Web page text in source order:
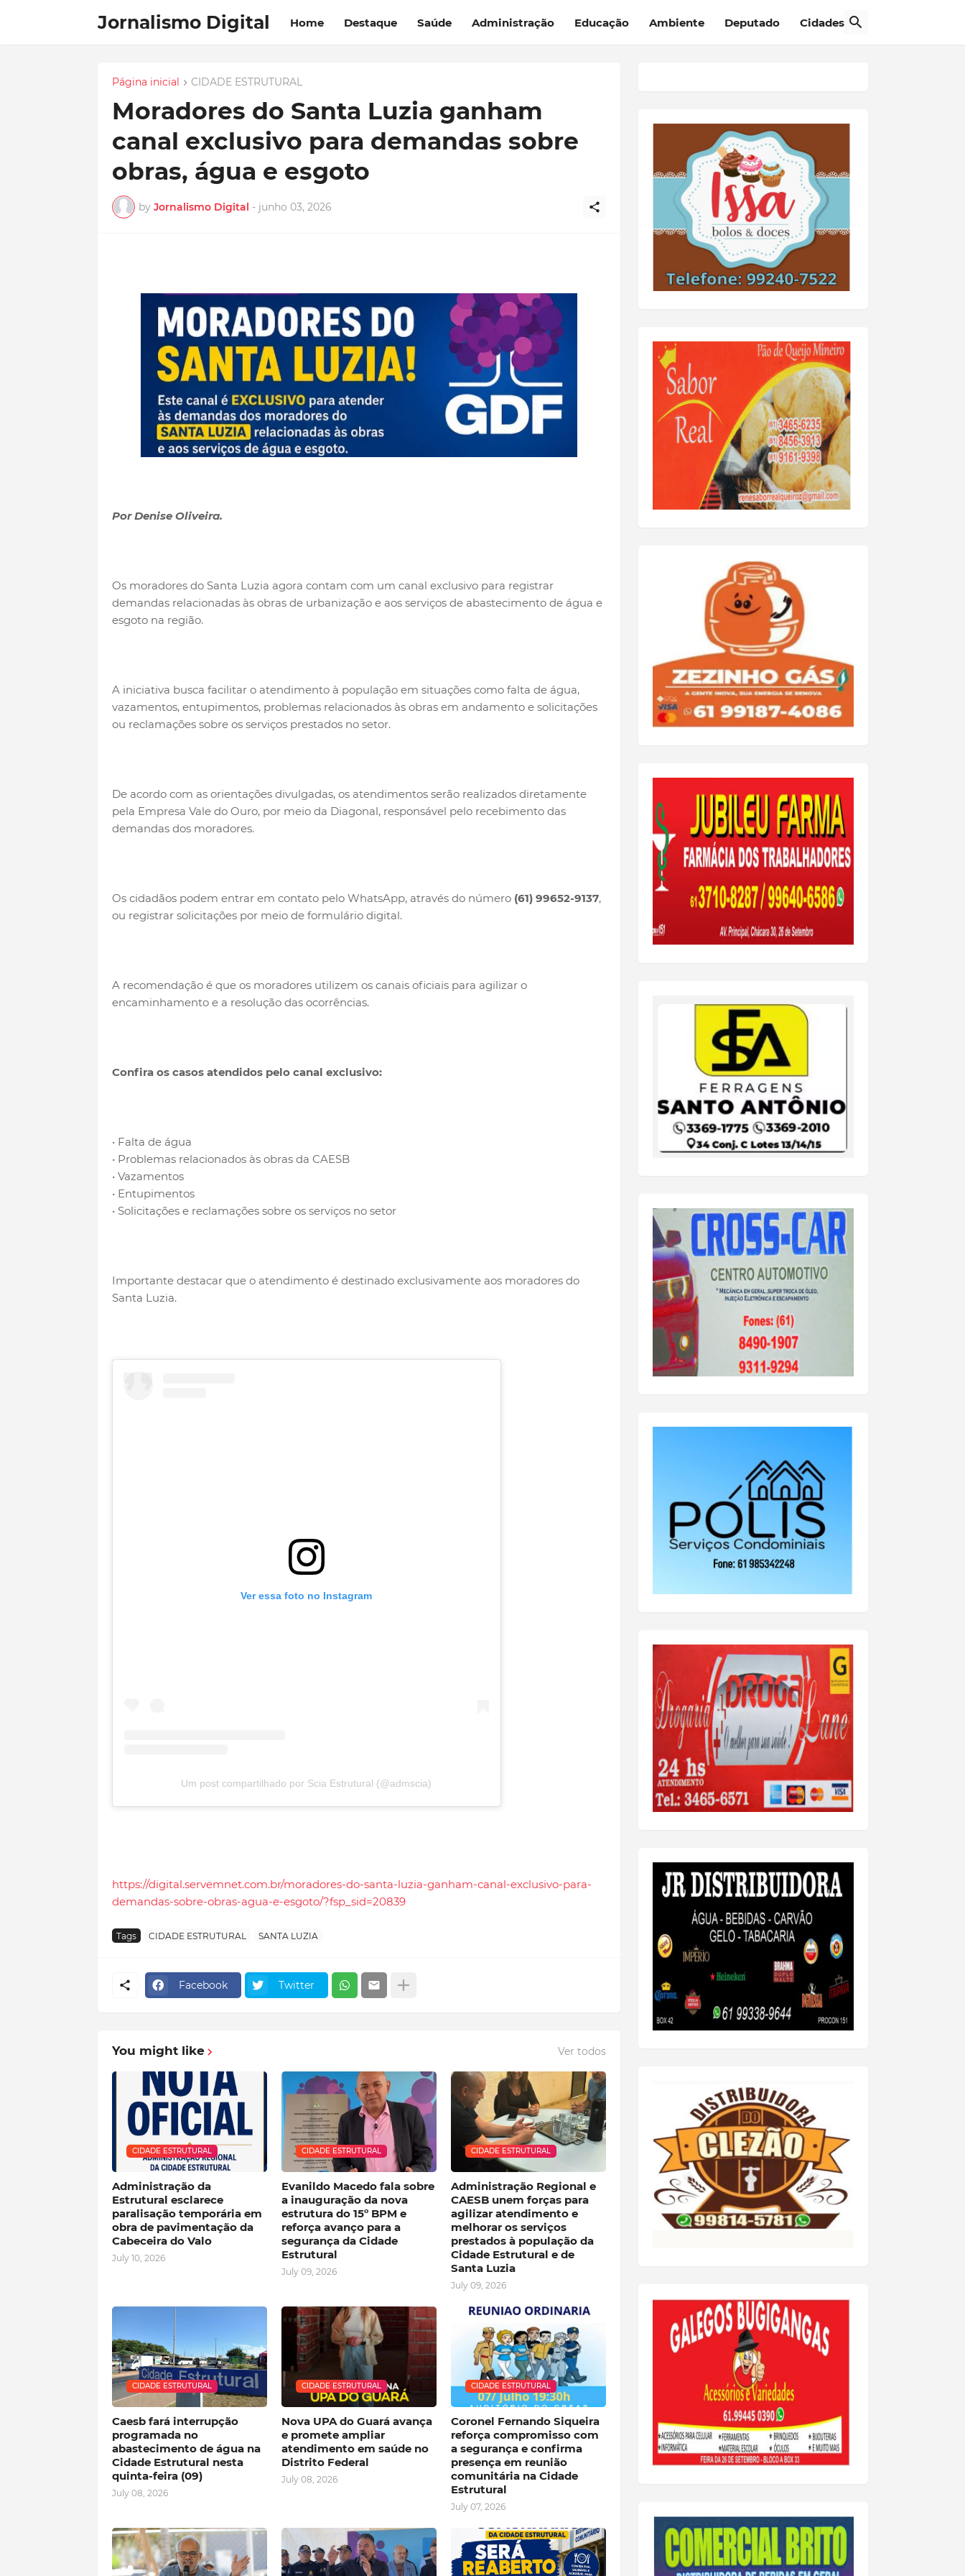
Jornalismo Digital Home Destaque Saúde Administração Educação Ambiente Deputado Cidades
Página inicial CIDADE ESTRUTURAL
Moradores do Santa Luzia ganham
canal exclusivo para demandas sobre
obras, água e esgoto
by Jornalismo Digital - junho 03, 2026
Por Denise Oliveira.
Os moradores do Santa Luzia agora contam com um canal exclusivo para registrar
demandas relacionadas às obras de urbanização e aos serviços de abastecimento de água e
esgoto na região.
A iniciativa busca facilitar o atendimento à população em situações como falta de água,
vazamentos, entupimentos, problemas relacionados às obras em andamento e solicitações
ou reclamações sobre os serviços prestados no setor.
De acordo com as orientações divulgadas, os atendimentos serão realizados diretamente
pela Empresa Vale do Ouro, por meio da Diagonal, responsável pelo recebimento das
demandas dos moradores.
Os cidadãos podem entrar em contato pelo WhatsApp, através do número (61) 99652-9137,
ou registrar solicitações por meio de formulário digital.
A recomendação é que os moradores utilizem os canais oficiais para agilizar o
encaminhamento e a resolução das ocorrências.
Confira os casos atendidos pelo canal exclusivo:
• Falta de água
• Problemas relacionados às obras da CAESB
• Vazamentos
• Entupimentos
• Solicitações e reclamações sobre os serviços no setor
Importante destacar que o atendimento é destinado exclusivamente aos moradores do
Santa Luzia.
Ver essa foto no Instagram
Um post compartilhado por Scia Estrutural (@admscia)
https://digital.servemnet.com.br/moradores-do-santa-luzia-ganham-canal-exclusivo-para-
demandas-sobre-obras-agua-e-esgoto/?fsp_sid=20839
Tags CIDADE ESTRUTURAL SANTA LUZIA
Facebook Twitter
You might like Ver todos
CIDADE ESTRUTURAL
Administração da
Estrutural esclarece
paralisação temporária em
obra de pavimentação da
Cabeceira do Valo
July 10, 2026
CIDADE ESTRUTURAL
Evanildo Macedo fala sobre
a inauguração da nova
estrutura do 15º BPM e
reforça avanço para a
segurança da Cidade
Estrutural
July 09, 2026
CIDADE ESTRUTURAL
Administração Regional e
CAESB unem forças para
agilizar atendimento e
melhorar os serviços
prestados à população da
Cidade Estrutural e de
Santa Luzia
July 09, 2026
CIDADE ESTRUTURAL
Caesb fará interrupção
programada no
abastecimento de água na
Cidade Estrutural nesta
quinta-feira (09)
July 08, 2026
CIDADE ESTRUTURAL
Nova UPA do Guará avança
e promete ampliar
atendimento em saúde no
Distrito Federal
July 08, 2026
CIDADE ESTRUTURAL
Coronel Fernando Siqueira
reforça compromisso com
a segurança e confirma
presença em reunião
comunitária na Cidade
Estrutural
July 07, 2026